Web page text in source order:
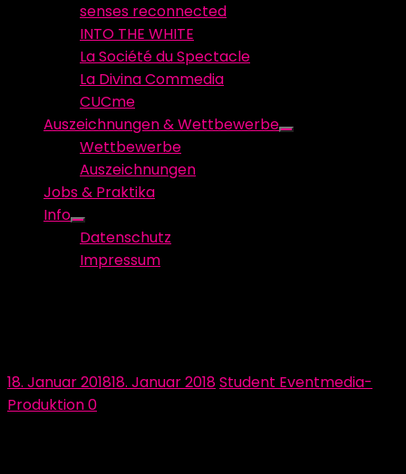
senses reconnected
INTO THE WHITE
La Société du Spectacle
La Divina Commedia
CUCme
Auszeichnungen & Wettbewerbe
Show
Wettbewerbe
Auszeichnungen
Jobs & Praktika
Info
Show
sub
menu
Datenschutz
Impressum
Posted
on
18. Januar 201818. Januar 2018Author
Student Eventmedia-
Produktion0